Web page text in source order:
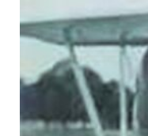
p k